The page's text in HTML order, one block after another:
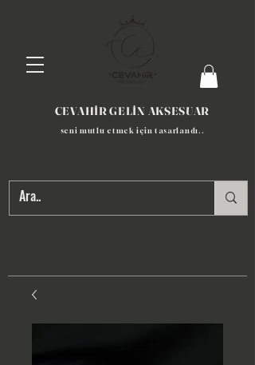
CEVAHİR GELİN AKSESUAR
seni mutlu etmek için tasarlandı​..